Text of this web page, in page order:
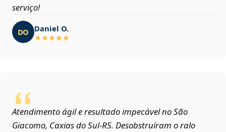
serviço!
DO Daniel O.
Atendimento ágil e resultado impecável no São
Giacomo, Caxias do Sul‑RS. Desobstruíram o ralo